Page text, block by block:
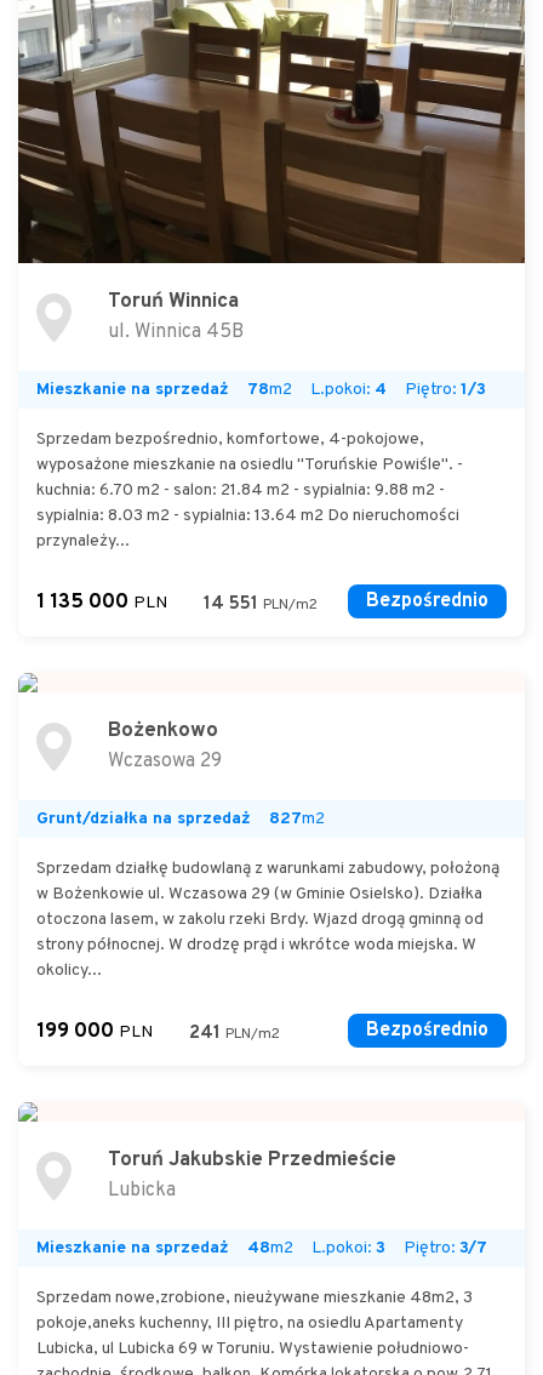
Toruń Winnica
ul. Winnica 45B
Mieszkanie na sprzedaż 78m2 L.pokoi: 4 Piętro: 1/3
Sprzedam bezpośrednio, komfortowe, 4-pokojowe,
wyposażone mieszkanie na osiedlu "Toruńskie Powiśle". -
kuchnia: 6.70 m2 - salon: 21.84 m2 - sypialnia: 9.88 m2 -
sypialnia: 8.03 m2 - sypialnia: 13.64 m2 Do nieruchomości
przynależy...
1 135 000 PLN 14 551 PLN/m2 Bezpośrednio
Bożenkowo
Wczasowa 29
Grunt/działka na sprzedaż 827m2
Sprzedam działkę budowlaną z warunkami zabudowy, położoną
w Bożenkowie ul. Wczasowa 29 (w Gminie Osielsko). Działka
otoczona lasem, w zakolu rzeki Brdy. Wjazd drogą gminną od
strony północnej. W drodzę prąd i wkrótce woda miejska. W
okolicy...
199 000 PLN 241 PLN/m2 Bezpośrednio
Toruń Jakubskie Przedmieście
Lubicka
Mieszkanie na sprzedaż 48m2 L.pokoi: 3 Piętro: 3/7
Sprzedam nowe,zrobione, nieużywane mieszkanie 48m2, 3
pokoje,aneks kuchenny, III piętro, na osiedlu Apartamenty
Lubicka, ul Lubicka 69 w Toruniu. Wystawienie południowo-